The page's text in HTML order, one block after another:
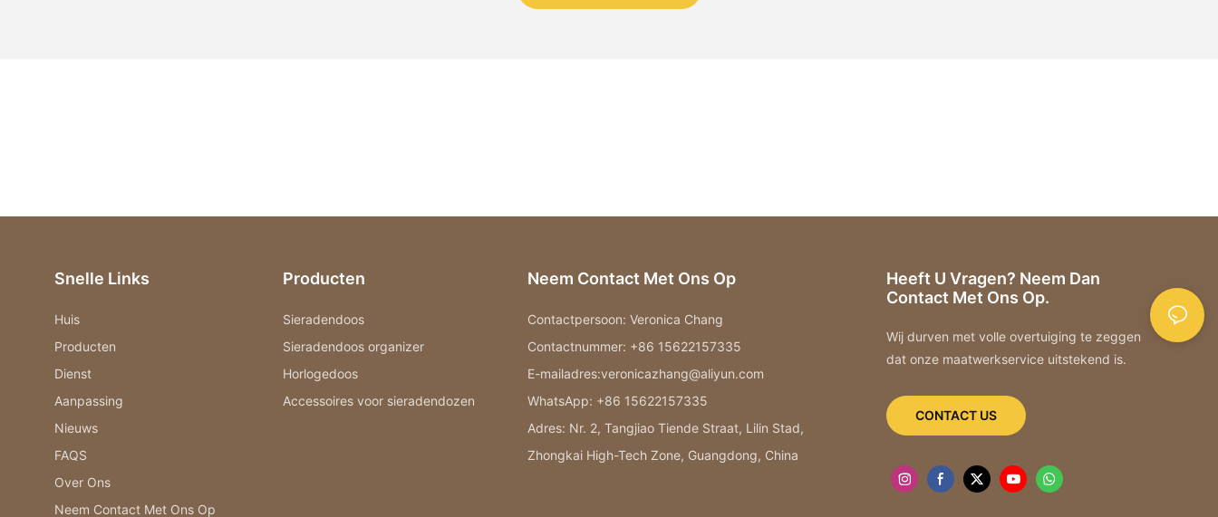
Snelle Links
Huis
Producten
Dienst
Aanpassing
Nieuws
FAQS
Over Ons
Neem Contact Met Ons Op
Producten
Sieradendoos
Sieradendoos organizer
Horlogedoos
Accessoires voor sieradendozen
Neem Contact Met Ons Op
Contactpersoon: Veronica Chang
Contactnummer: +86 15622157335
E-mailadres:veronicazhang@aliyun.com
WhatsApp: +86 15622157335
Adres: Nr. 2, Tangjiao Tiende Straat, Lilin Stad,
Zhongkai High-Tech Zone, Guangdong, China
Heeft U Vragen? Neem Dan
Contact Met Ons Op.
Wij durven met volle overtuiging te zeggen
dat onze maatwerkservice uitstekend is.
CONTACT US